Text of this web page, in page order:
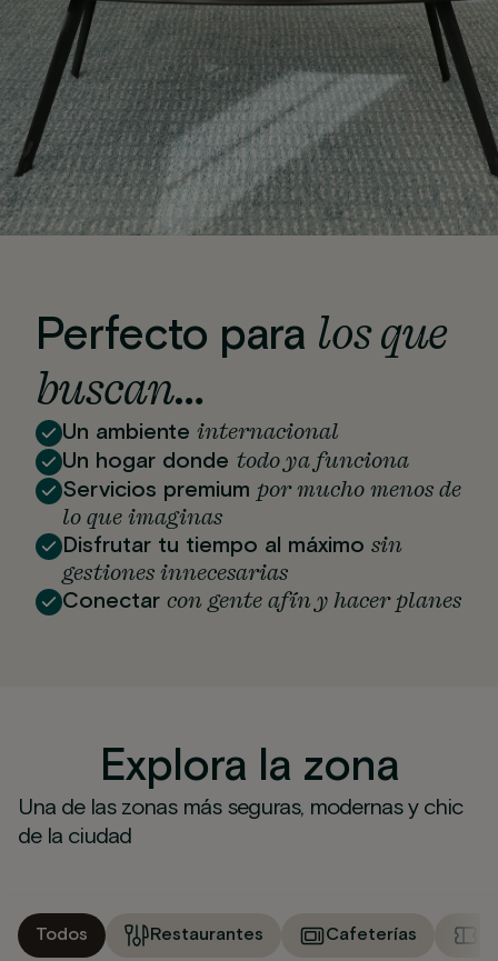
Perfecto para los que
buscan…
Un ambiente internacional
Un hogar donde todo ya funciona
Servicios premium por mucho menos de
lo que imaginas
Disfrutar tu tiempo al máximo sin
gestiones innecesarias
Conectar con gente afín y hacer planes
Explora la zona
Una de las zonas más seguras, modernas y chic
de la ciudad
Todos Restaurantes Cafeterías